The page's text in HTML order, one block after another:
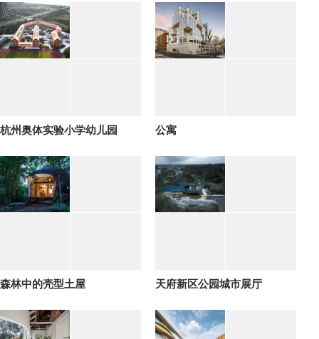
杭州奥体实验小学幼儿园 公寓
森林中的壳型土屋 天府新区公园城市展厅